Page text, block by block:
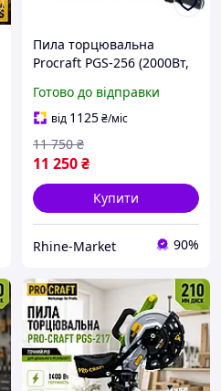
Пила торцювальна
Procraft PGS-256 (2000Вт,
точність різу
Готово до відправки
від 1125₴/міс
11 250₴
11 750 ₴
Купити
Rhine-Market 90%